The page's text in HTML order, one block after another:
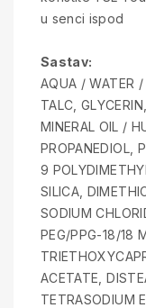
u senci ispod
Sastav:
AQUA / WATER /
TALC,
MINERAL OIL /
PROPANEDIOL,
9
SILICA,
SODIUM
PEG/PPG-18/18
ACETATE,
TETRASODIUM